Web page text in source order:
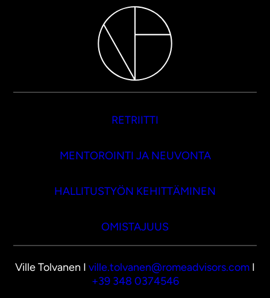
RETRIITTI
MENTOROINTI JA NEUVONTA
HALLITUSTYÖN KEHITTÄMINEN
OMISTAJUUS
Ville Tolvanen I ville.tolvanen@romeadvisors.com I
+39 348 0374546